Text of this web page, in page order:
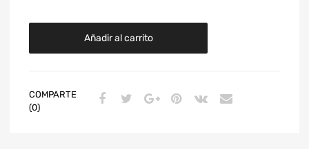
Añadir al carrito
COMPARTE
(0)